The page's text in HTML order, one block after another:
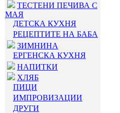
ТЕСТЕНИ ПЕЧИВА С
МАЯ
ДЕТСКА КУХНЯ
РЕЦЕПТИТЕ НА БАБА
ЗИМНИНА
ЕРГЕНСКА КУХНЯ
НАПИТКИ
ХЛЯБ
ПИЦИ
ИМПРОВИЗАЦИИ
ДРУГИ